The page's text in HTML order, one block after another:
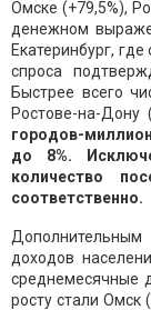
Омске (+79,5%),
денежном
Екатеринбург,
спроса
Быстрее всего
Ростове-на-Дону
городов-
до 8%.
количество
соответственно.
доходов
среднемесячные
росту стали Омск